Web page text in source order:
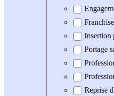
Franchise
Insertion
Portage
Reprise